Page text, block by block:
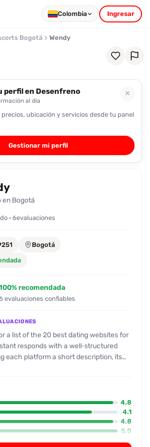
Colombia Ingresar
Bogotá Wendy
perfil en Desenfreno
al día
✕
ubicación y servicios desde tu panel
Gestionar mi perfil
en Bogotá
· 6evaluaciones
Bogotá
recomendada
evaluaciones confiables
a list of the 20 best dating websites for
responds with a well‑structured
each platform a short description, its
it’s attractive for women. The
The output is concise,
a mix of mainstream, niche and
plus some that are particularly
Bumble, HER).
4.8
4.1
4.8
5.0